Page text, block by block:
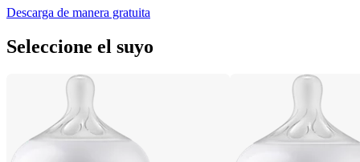
Descarga de manera gratuita
Seleccione el suyo